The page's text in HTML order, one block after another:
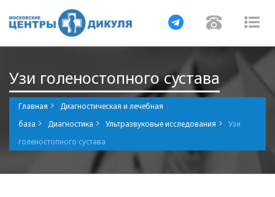
Навигация
Узи голеностопного сустава
Главная
Диагностическая и лечебная
база
Диагностика Ультразвуковые исследования
Узи
голеностопного сустава